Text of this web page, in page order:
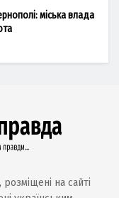
міська влада
на сайті